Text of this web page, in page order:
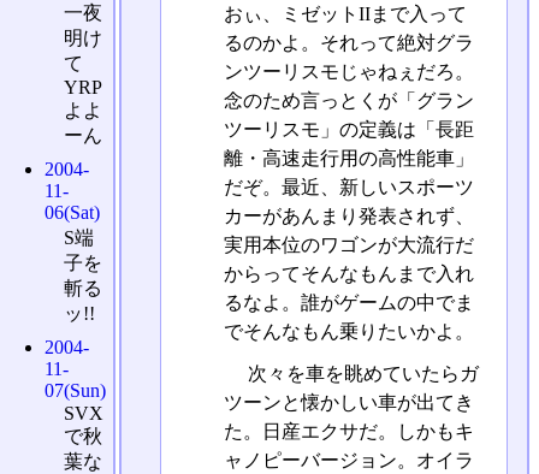
おぃ、ミゼットIIまで入って
るのかよ。それって絶対グラ
ンツーリスモじゃねぇだろ。
念のため言っとくが「グラン
ツーリスモ」の定義は「長距
離・高速走行用の高性能車」
だぞ。最近、新しいスポーツ
カーがあんまり発表されず、
実用本位のワゴンが大流行だ
からってそんなもんまで入れ
るなよ。誰がゲームの中でま
でそんなもん乗りたいかよ。
次々を車を眺めていたらガ
ツーンと懐かしい車が出てき
た。日産エクサだ。しかもキ
ャノピーバージョン。オイラ
一夜
明け
て
YRP
よよ
ーん
2004-
11-
06(Sat)
S端
子を
斬る
ッ!!
2004-
11-
07(Sun)
SVX
で秋
葉な